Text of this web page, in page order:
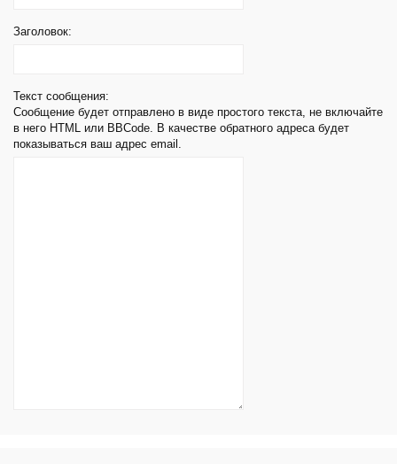
Заголовок:
Текст сообщения:
Сообщение будет отправлено в виде простого текста, не включайте
в него HTML или BBCode. В качестве обратного адреса будет
показываться ваш адрес email.